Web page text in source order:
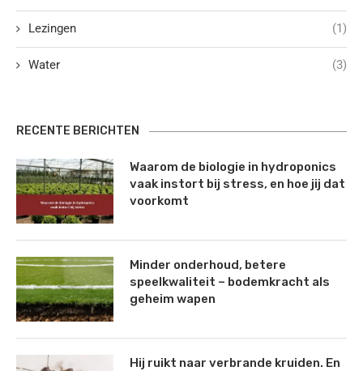
Lezingen (1)
Water (3)
RECENTE BERICHTEN
Waarom de biologie in hydroponics
vaak instort bij stress, en hoe jij dat
voorkomt
Minder onderhoud, betere
speelkwaliteit – bodemkracht als
geheim wapen
Hij ruikt naar verbrande kruiden. En